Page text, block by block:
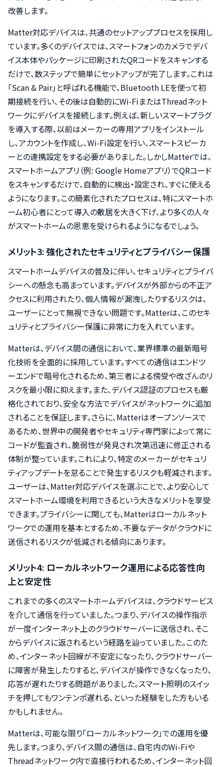
改善します。
Matter対応デバイスは、共通のセットアッププロセスを採用し
ています。多くのデバイスでは、スマートフォンのカメラでデバ
イス本体やパッケージに印刷されたQRコードをスキャンする
だけで、数ステップで簡単にセットアップが完了します。これは
「Scan & Pair」と呼ばれる機能で、Bluetooth LEを使って初
期接続を行い、その後は自動的にWi-FiまたはThreadネット
ワークにデバイスを接続します。例えば、新しいスマートプラグ
を導入する際、以前はメーカーの専用アプリをインストール
し、アカウントを作成し、Wi-Fi設定を行い、スマートスピーカ
ーとの連携設定をする必要がありました。しかしMatterでは、
スマートホームアプリ（例: Google Homeアプリ）でQRコード
をスキャンするだけで、自動的に検出・設定され、すぐに使える
ようになります。この簡素化されたプロセスは、特にスマートホ
ーム初心者にとって導入の敷居を大きく下げ、より多くの人々
がスマートホームの恩恵を受けられるようになるでしょう。
メリット3: 強化されたセキュリティとプライバシー保護
スマートホームデバイスの普及に伴い、セキュリティとプライバ
シーへの懸念も高まっています。デバイスが外部からの不正ア
クセスに利用されたり、個人情報が漏洩したりするリスクは、
ユーザーにとって無視できない問題です。Matterは、このセキ
ュリティとプライバシー保護に非常に力を入れています。
Matterは、デバイス間の通信において、業界標準の最新暗号
化技術を全面的に採用しています。すべての通信はエンドツ
ーエンドで暗号化されるため、第三者による傍受や改ざんのリ
スクを最小限に抑えます。また、デバイス認証のプロセスも厳
格化されており、安全な方法でデバイスがネットワークに追加
されることを保証します。さらに、Matterはオープンソースで
あるため、世界中の開発者やセキュリティ専門家によって常に
コードが監査され、脆弱性が発見され次第迅速に修正される
体制が整っています。これにより、特定のメーカーがセキュリ
ティアップデートを怠ることで発生するリスクも軽減されます。
ユーザーは、Matter対応デバイスを選ぶことで、より安心して
スマートホーム環境を利用できるという大きなメリットを享受
できます。プライバシーに関しても、Matterはローカルネット
ワークでの運用を基本とするため、不要なデータがクラウドに
送信されるリスクが低減される傾向にあります。
メリット4: ローカルネットワーク運用による応答性向
上と安定性
これまでの多くのスマートホームデバイスは、クラウドサービス
を介して通信を行っていました。つまり、デバイスの操作指示
が一度インターネット上のクラウドサーバーに送信され、そこ
からデバイスに返されるという経路を辿っていました。このた
め、インターネット回線が不安定になったり、クラウドサーバー
に障害が発生したりすると、デバイスが操作できなくなったり、
応答が遅れたりする問題がありました。スマート照明のスイッ
チを押してもワンテンポ遅れる、といった経験をした方もいる
かもしれません。
Matterは、可能な限り「ローカルネットワーク」での運用を優
先します。つまり、デバイス間の通信は、自宅内のWi-Fiや
Threadネットワーク内で直接行われるため、インターネット回